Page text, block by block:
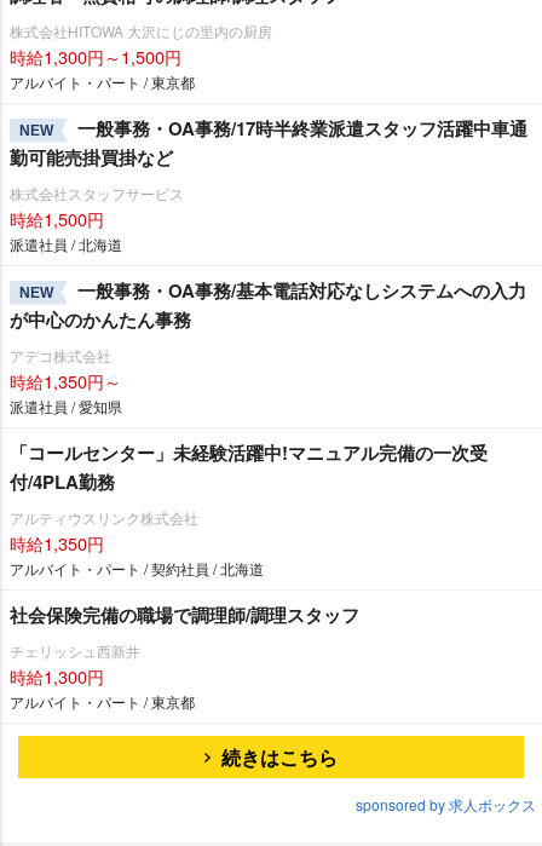
株式会社HITOWA 大沢にじの里内の厨房
時給1,300円～1,500円
アルバイト・パート / 東京都
NEW
一般事務・OA事務/17時半終業派遣スタッフ活躍中車通
勤可能売掛買掛など
株式会社スタッフサービス
時給1,500円
派遣社員 / 北海道
NEW
一般事務・OA事務/基本電話対応なしシステムへの入力
が中心のかんたん事務
アデコ株式会社
時給1,350円～
派遣社員 / 愛知県
「コールセンター」未経験活躍中!マニュアル完備の一次受
付/4PLA勤務
アルティウスリンク株式会社
時給1,350円
アルバイト・パート / 契約社員 / 北海道
社会保険完備の職場で調理師/調理スタッフ
チェリッシュ西新井
時給1,300円
アルバイト・パート / 東京都
続きはこちら
sponsored by 求人ボックス